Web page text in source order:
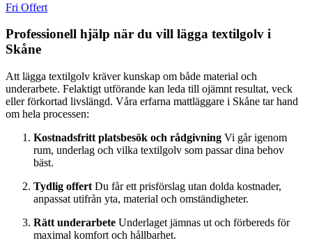
Fri Offert
Professionell hjälp när du vill lägga textilgolv i
Skåne
Att lägga textilgolv kräver kunskap om både material och
underarbete. Felaktigt utförande kan leda till ojämnt resultat, veck
eller förkortad livslängd. Våra erfarna mattläggare i Skåne tar hand
om hela processen:
Kostnadsfritt platsbesök och rådgivning Vi går igenom
rum, underlag och vilka textilgolv som passar dina behov
bäst.
Tydlig offert Du får ett prisförslag utan dolda kostnader,
anpassat utifrån yta, material och omständigheter.
Rätt underarbete Underlaget jämnas ut och förbereds för
maximal komfort och hållbarhet.